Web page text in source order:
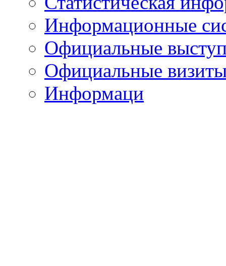
Информационные
Официальные
Официальные
Информаци